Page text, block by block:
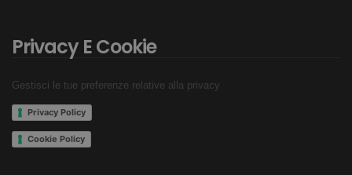
Privacy E Cookie
Gestisci le tue preferenze relative alla privacy
Privacy Policy
Cookie Policy